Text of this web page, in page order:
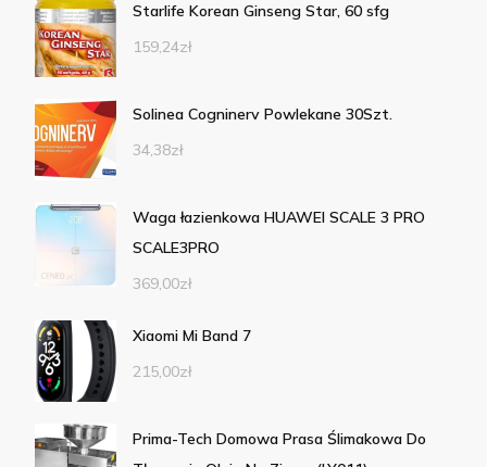
Starlife Korean Ginseng Star, 60 sfg
159,24zł
Solinea Cogninerv Powlekane 30Szt.
34,38zł
Waga łazienkowa HUAWEI SCALE 3 PRO
SCALE3PRO
369,00zł
Xiaomi Mi Band 7
215,00zł
Prima-Tech Domowa Prasa Ślimakowa Do